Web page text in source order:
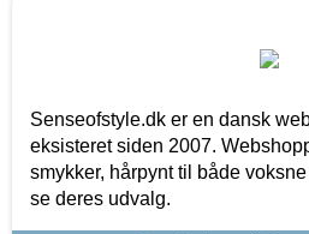
Senseofstyle.dk er en dansk
eksisteret siden 2007.
smykker, hårpynt til både
se deres udvalg.